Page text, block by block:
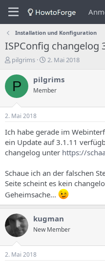
Installation und Konfiguration
ISPConfig changelog
E
s
e
l
e
r
e
s
h
e
m
a
pilgrims
E
s
t
e
n
s
d
t
u
m
2. Mai 2018
P pilgrims
Member
2. Mai 2018
Ich habe gerade im
ein Update auf 3.1.11
changelog unter https://
Schaue ich an der falschen
Seite scheint es kein
Geheimsache...
kugman
New Member
2. Mai 2018